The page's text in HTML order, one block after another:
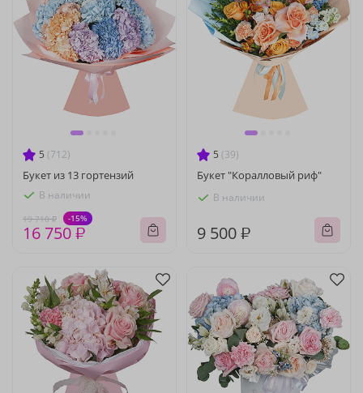
5 (712)
Букет из 13 гортензий
В наличии
19 710 ₽ -15%
16 750 ₽
5 (39)
Букет "Коралловый риф"
В наличии
9 500 ₽